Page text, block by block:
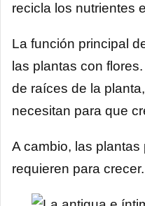
recicla los nutrientes
La función principal
las plantas con
de raíces de la
necesitan para que
A cambio, las
requieren para crecer.